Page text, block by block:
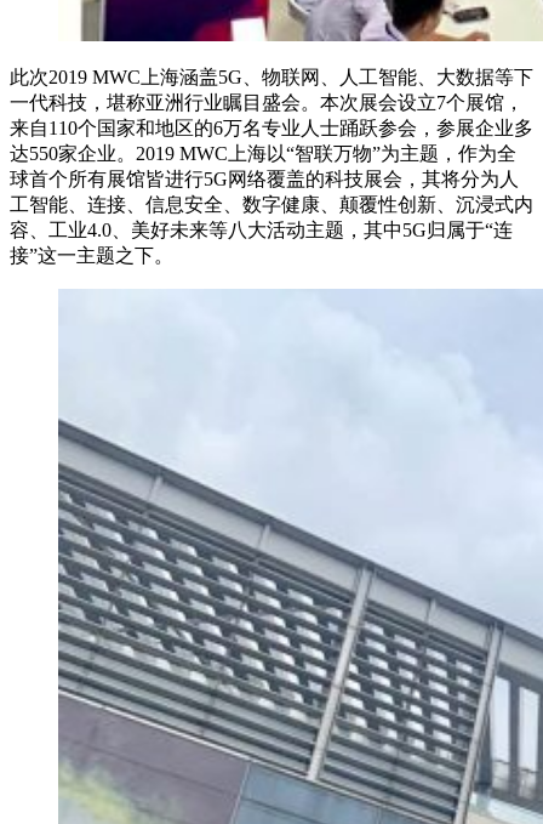
此次2019 MWC上海涵盖5G、物联网、人工智能、大数据等下
一代科技，堪称亚洲行业瞩目盛会。本次展会设立7个展馆，
来自110个国家和地区的6万名专业人士踊跃参会，参展企业多
达550家企业。2019 MWC上海以“智联万物”为主题，作为全
球首个所有展馆皆进行5G网络覆盖的科技展会，其将分为人
工智能、连接、信息安全、数字健康、颠覆性创新、沉浸式内
容、工业4.0、美好未来等八大活动主题，其中5G归属于“连
接”这一主题之下。